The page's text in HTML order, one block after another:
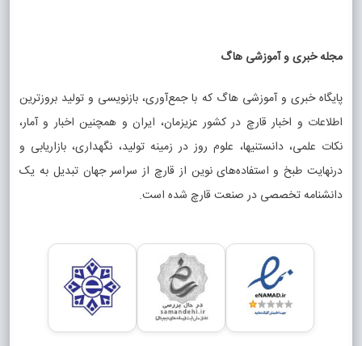
مجله خبری و آموزشی هاگ
پایگاه خبری و آموزشی هاگ که با جمع‌آوری، بازنویسی و تولید بروزترین
اطلاعات و اخبار قارچ در کشور عزیزمان، ایران و همچنین اخبار و آمار،
نکات علمی، دانستنیها، علوم روز در زمینه تولید، نگهداری، بازاریابی و
درنهایت طبخ و استفاده‌های نوین از قارچ از سراسر جهان تبدیل به یک
دانشنامه تخصصی در صنعت قارچ شده است.